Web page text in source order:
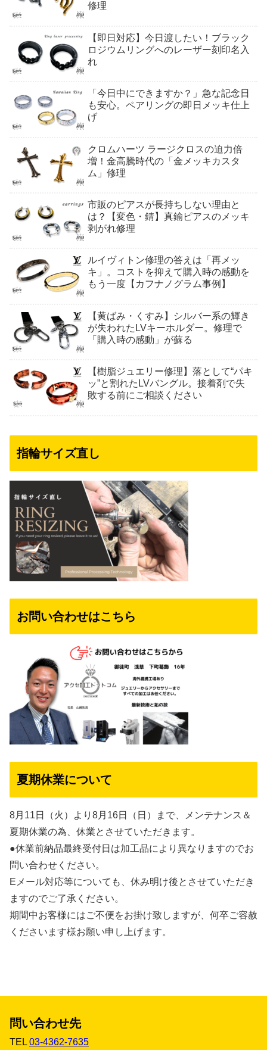
修理
【即日対応】今日渡したい！ブラック
ロジウムリングへのレーザー刻印名入
れ
「今日中にできますか？」急な記念日
も安心。ペアリングの即日メッキ仕上
げ
クロムハーツ ラージクロスの迫力倍
増！金高騰時代の「金メッキカスタ
ム」修理
市販のピアスが長持ちしない理由と
は？【変色・錆】真鍮ピアスのメッキ
剥がれ修理
ルイヴィトン修理の答えは「再メッ
キ」。コストを抑えて購入時の感動を
もう一度【カフナノグラム事例】
【黄ばみ・くすみ】シルバー系の輝き
が失われたLVキーホルダー。修理で
「購入時の感動」が蘇る
【樹脂ジュエリー修理】落として“パキ
ッ”と割れたLVバングル。接着剤で失
敗する前にご相談ください
指輪サイズ直し
お問い合わせはこちら
夏期休業について
8月11日（火）より8月16日（日）まで、メンテナンス＆
夏期休業の為、休業とさせていただきます。
●休業前納品最終受付日は加工品により異なりますのでお
問い合わせください。
Eメール対応等についても、休み明け後とさせていただき
ますのでご了承ください。
期間中お客様にはご不便をお掛け致しますが、何卒ご容赦
くださいます様お願い申し上げます。
問い合わせ先
TEL 03-4362-7635